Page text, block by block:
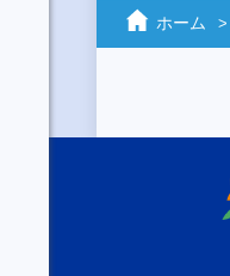
ホーム